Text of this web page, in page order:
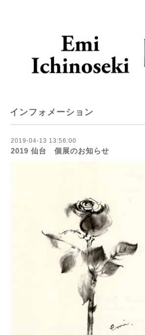
インフォメーション
2019-04-13 13:56:00
2019 仙台 個展のお知らせ